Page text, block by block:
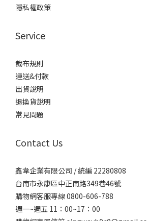
隱私權政策
Service
裁布規則
運送&付款
出貨說明
退換貨說明
常見問題
Contact Us
鑫韋企業有限公司 / 統編 22280808
台南市永康區中正南路349巷46號
購物網客服專線 0800-606-788
週一~週五 11：00~17：00